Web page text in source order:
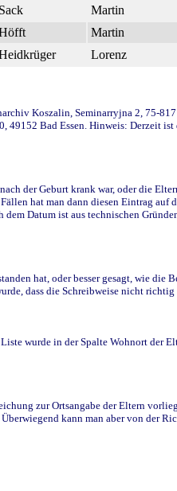
Sack Martin
Martin
Lorenz
Koszalin, Seminarryjna 2, 75-
Bad Essen. Hinweis: Derzeit
der Geburt krank war, oder die
hat man dann diesen Eintrag auf
Datum ist aus technischen
hat, oder besser gesagt, wie die
dass die Schreibweise nicht
wurde in der Spalte Wohnort der
zur Ortsangabe der Eltern
kann man aber von der